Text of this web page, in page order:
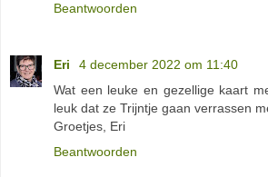
Beantwoorden
Eri
4 december 2022 om 11:40
Wat een leuke en gezellige kaart
leuk dat ze Trijntje gaan verrassen
Groetjes, Eri
Beantwoorden